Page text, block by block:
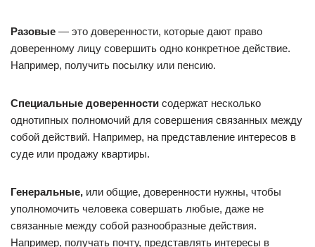
Разовые — это доверенности, которые дают право
доверенному лицу совершить одно конкретное действие.
Например, получить посылку или пенсию.
Специальные доверенности содержат несколько
однотипных полномочий для совершения связанных между
собой действий. Например, на представление интересов в
суде или продажу квартиры.
Генеральные, или общие, доверенности нужны, чтобы
уполномочить человека совершать любые, даже не
связанные между собой разнообразные действия.
Например, получать почту, представлять интересы в